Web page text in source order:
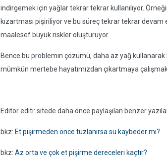
indirgemek için yağlar tekrar tekrar kullanılıyor.
kızartması pişiriliyor ve bu süreç tekrar tekrar devam
maalesef büyük riskler oluşturuyor.
Bence bu problemin çözümü, daha az yağ
mümkün mertebe hayatımızdan çıkartmaya
Editör editi: sitede daha önce paylaşılan benzer
bkz: Et pişirmeden önce tuzlanırsa su kaybeder mi?
bkz: Az orta ve çok et pişirme dereceleri kaçtır?